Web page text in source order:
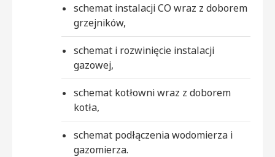
schemat instalacji CO wraz z doborem
grzejników,
schemat i rozwinięcie instalacji
gazowej,
schemat kotłowni wraz z doborem
kotła,
schemat podłączenia wodomierza i
gazomierza.